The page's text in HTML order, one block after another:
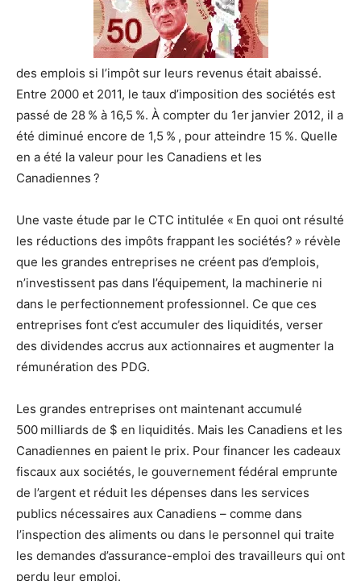
des emplois si l’impôt sur leurs revenus était abaissé.
Entre 2000 et 2011, le taux d’imposition des sociétés est
passé de 28 % à 16,5 %. À compter du 1er janvier 2012, il a
été diminué encore de 1,5 % , pour atteindre 15 %. Quelle
en a été la valeur pour les Canadiens et les
Canadiennes ?
Une vaste étude par le CTC intitulée « En quoi ont résulté
les réductions des impôts frappant les sociétés? » révèle
que les grandes entreprises ne créent pas d’emplois,
n’investissent pas dans l’équipement, la machinerie ni
dans le perfectionnement professionnel. Ce que ces
entreprises font c’est accumuler des liquidités, verser
des dividendes accrus aux actionnaires et augmenter la
rémunération des PDG.
Les grandes entreprises ont maintenant accumulé
500 milliards de $ en liquidités. Mais les Canadiens et les
Canadiennes en paient le prix. Pour financer les cadeaux
fiscaux aux sociétés, le gouvernement fédéral emprunte
de l’argent et réduit les dépenses dans les services
publics nécessaires aux Canadiens – comme dans
l’inspection des aliments ou dans le personnel qui traite
les demandes d’assurance-emploi des travailleurs qui ont
perdu leur emploi.